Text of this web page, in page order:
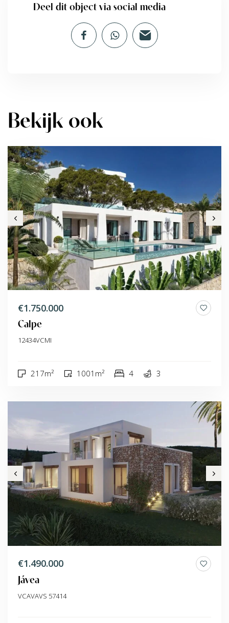
Deel dit object via social media
Bekijk ook
€1.750.000
Calpe
12434VCMI
217m² 1001m² 4 3
€1.490.000
Jávea
VCAVAVS 57414